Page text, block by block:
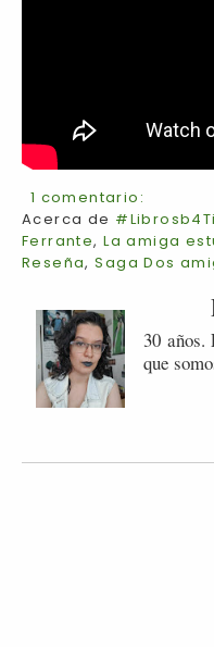
1 comentario:
Acerca de
Ferrante,La amiga
Reseña,Saga Dos
30 años.
que